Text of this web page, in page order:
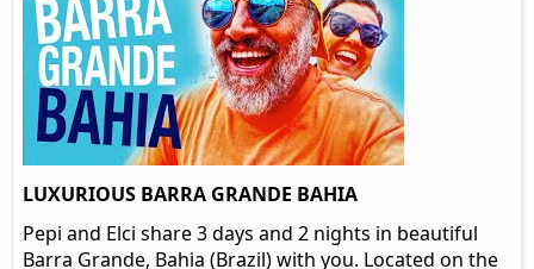
LUXURIOUS BARRA GRANDE BAHIA
Pepi and Elci share 3 days and 2 nights in beautiful
Barra Grande, Bahia (Brazil) with you. Located on the